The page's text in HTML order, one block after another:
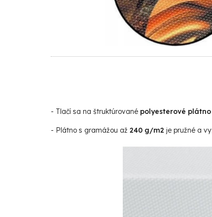
- Tlačí sa na štruktúrované polyesterové
- Plátno s gramážou až 240 g/m2 je pružné a